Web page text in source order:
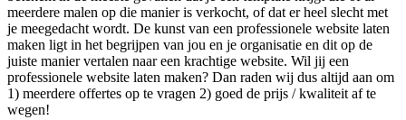
meerdere malen op die manier is verkocht, of dat er heel slecht met
je meegedacht wordt. De kunst van een professionele website laten
maken ligt in het begrijpen van jou en je organisatie en dit op de
juiste manier vertalen naar een krachtige website. Wil jij een
professionele website laten maken? Dan raden wij dus altijd aan om
1) meerdere offertes op te vragen 2) goed de prijs / kwaliteit af te
wegen!